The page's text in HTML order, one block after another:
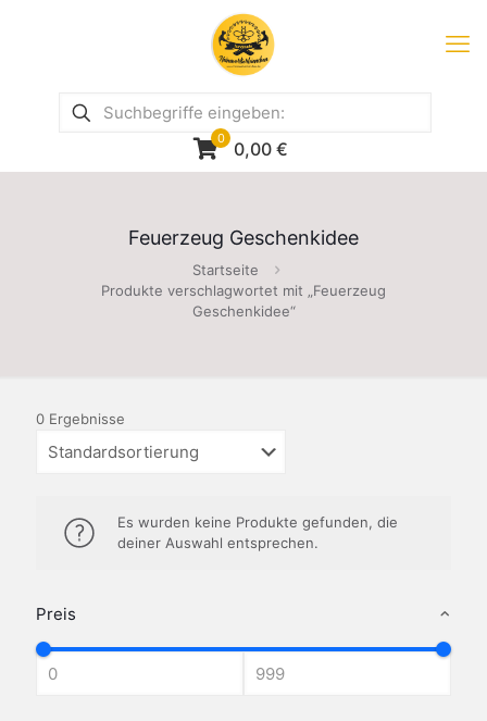
0 0,00 €
Feuerzeug Geschenkidee
Startseite
Produkte verschlagwortet mit „Feuerzeug
Geschenkidee“
Preis
0 Ergebnisse
Es wurden keine Produkte gefunden, die
deiner Auswahl entsprechen.